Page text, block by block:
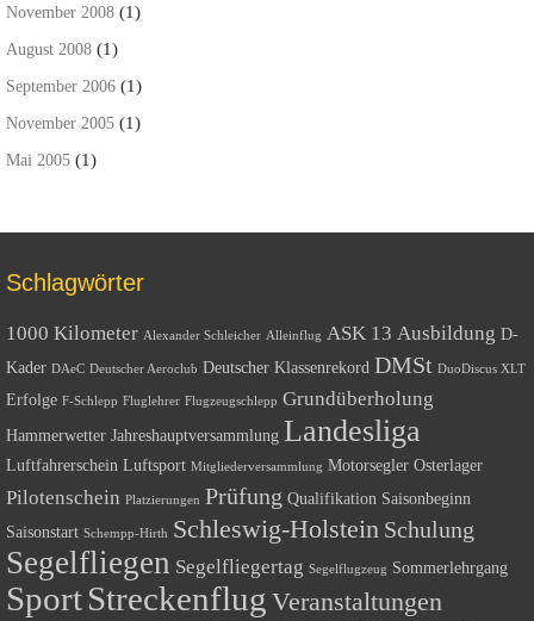
November 2008 (1)
August 2008 (1)
September 2006 (1)
November 2005 (1)
Mai 2005 (1)
Schlagwörter
1000 Kilometer Alexander Schleicher Alleinflug ASK 13 Ausbildung D-
Kader DAeC Deutscher Aeroclub Deutscher Klassenrekord DMSt DuoDiscus XLT
Erfolge F-Schlepp Fluglehrer Flugzeugschlepp Grundüberholung
Hammerwetter Jahreshauptversammlung Landesliga
Luftfahrerschein Luftsport Mitgliederversammlung Motorsegler Osterlager
Pilotenschein Platzierungen Prüfung Qualifikation Saisonbeginn
Saisonstart Schempp-Hirth Schleswig-Holstein Schulung
Segelfliegen Segelfliegertag Segelflugzeug Sommerlehrgang
SportStreckenflug Veranstaltungen